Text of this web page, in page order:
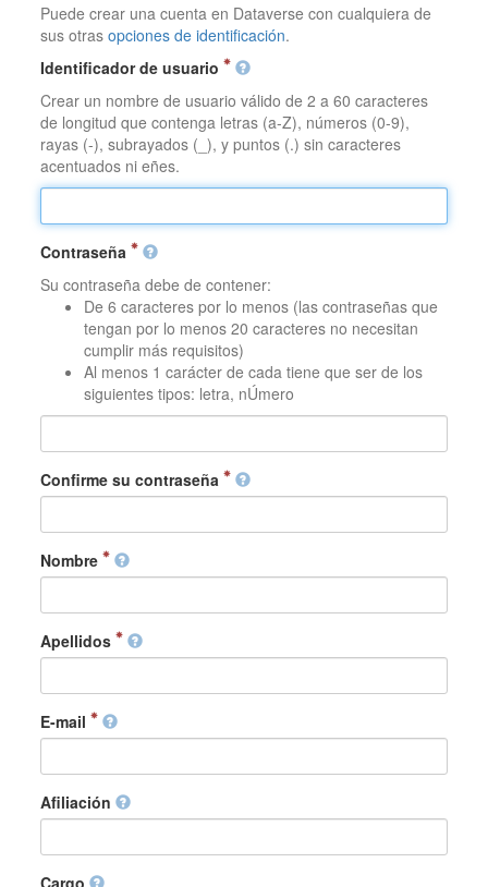
Puede crear una cuenta en Dataverse con cualquiera de
sus otrasopciones de identificación.
Identificador de usuario
Crear un nombre de usuario válido de 2 a 60 caracteres
de longitud que contenga letras (a-Z), números (0-9),
rayas (-), subrayados (_), y puntos (.) sin caracteres
acentuados ni eñes.
Contraseña
Su contraseña debe de contener:
De 6 caracteres por lo menos (las contraseñas que
tengan por lo menos 20 caracteres no necesitan
cumplir más requisitos)
Al menos 1 carácter de cada tiene que ser de los
siguientes tipos: letra, nÚmero
Confirme su contraseña
Nombre
Apellidos
E-mail
Afiliación
Cargo